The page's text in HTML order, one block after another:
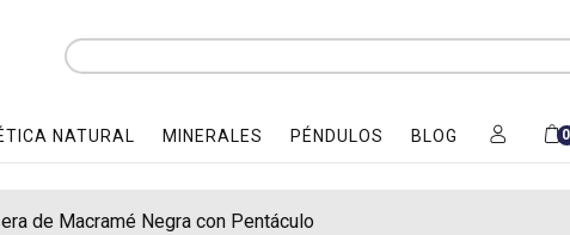
NATURAL MINERALES PÉNDULOS BLOG 0
de Macramé Negra con Pentáculo